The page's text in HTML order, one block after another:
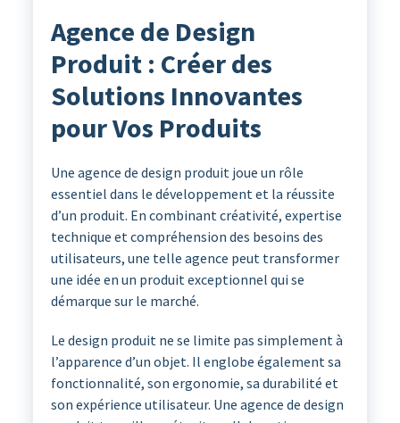
Agence de Design
Produit : Créer des
Solutions Innovantes
pour Vos Produits
Une agence de design produit joue un rôle
essentiel dans le développement et la réussite
d’un produit. En combinant créativité, expertise
technique et compréhension des besoins des
utilisateurs, une telle agence peut transformer
une idée en un produit exceptionnel qui se
démarque sur le marché.
Le design produit ne se limite pas simplement à
l’apparence d’un objet. Il englobe également sa
fonctionnalité, son ergonomie, sa durabilité et
son expérience utilisateur. Une agence de design